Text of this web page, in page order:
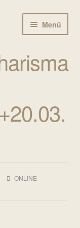
Menü
ONLINE